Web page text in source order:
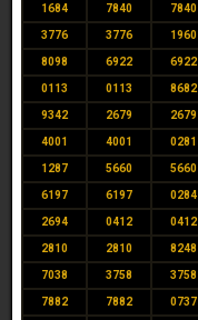
1684 7840 7840
3776 3776 1960
8098 6922 6922
0113 0113 8682
9342 2679 2679
4001 4001 0281
1287 5660 5660
6197 6197 0284
2694 0412 0412
2810 2810 8248
7038 3758 3758
7882 7882 0737